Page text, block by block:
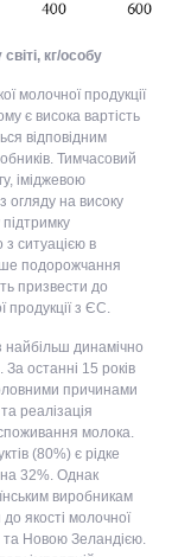
кг/особу
молочної продукції
є висока вартість
відповідним
Тимчасовий
іміджевою
огляду на високу
підтримку
з ситуацією в
подорожчання
призвести до
продукції з ЄС.
найбільш динамічно
останні 15 років
причинами
реалізація
молока.
(80%) є рідке
на 32%. Однак
виробникам
якості молочної
та Новою Зеландією.